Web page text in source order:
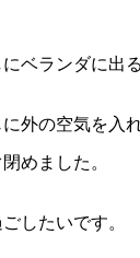
ベランダに出る
外の空気を入
めました。
したいです。